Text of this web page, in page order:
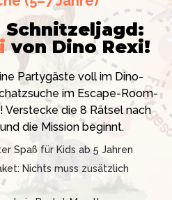
Action im
– ohne
Bestseller-Autor und
3"). Entdecke jetzt meine
Rooms zum Sofort-
meine Ebooks.
Schnitzeljagd:
von Dino Rexi!
Partygäste voll im Dino-
im Escape-Room-
Verstecke die 8 Rätsel nach
die Mission beginnt.
Spaß für Kids ab 5 Jahren
Nichts muss zusätzlich
Im Labor
dein Zuhause in ein
24-seitiges PDF enthält alles:
Rätsel und Requisiten.
in 90 Minuten!
2 bis 6 Spieler (8 - 11 oder 12–
& Schilder